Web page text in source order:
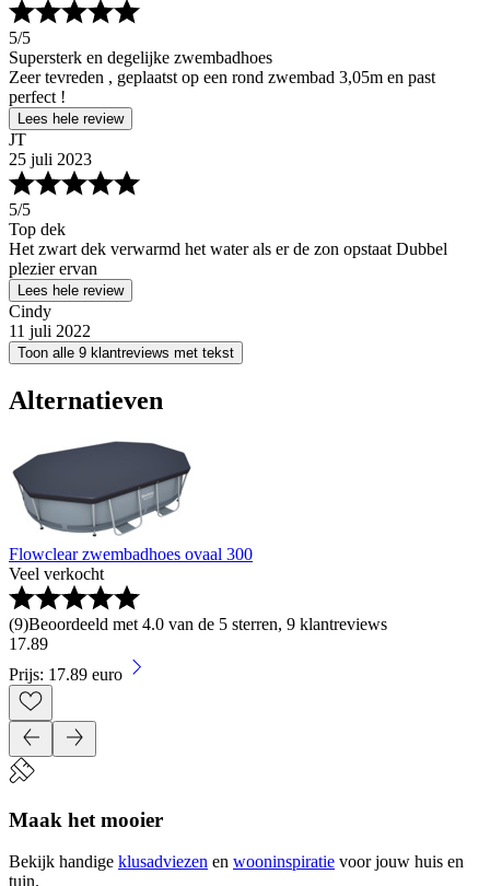
5/5
Supersterk en degelijke zwembadhoes
Zeer tevreden , geplaatst op een rond zwembad 3,05m en past
perfect !
Lees hele review
JT
25 juli 2023
5/5
Top dek
Het zwart dek verwarmd het water als er de zon opstaat Dubbel
plezier ervan
Lees hele review
Cindy
11 juli 2022
Toon alle 9 klantreviews met tekst
Alternatieven
Flowclear zwembadhoes ovaal 300
Veel verkocht
(9)Beoordeeld met 4.0 van de 5 sterren, 9 klantreviews
17.89
Prijs: 17.89 euro
Maak het mooier
Bekijk handige klusadviezen en wooninspiratie voor jouw huis en
tuin.